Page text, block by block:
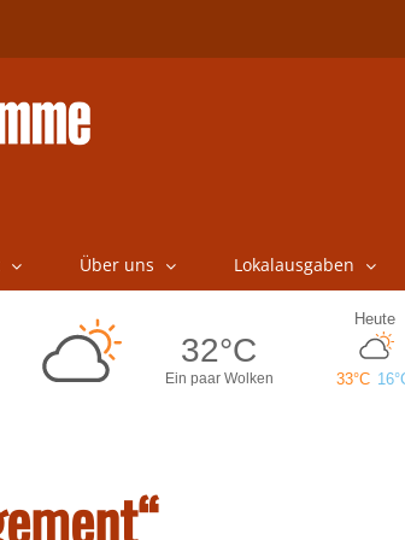
Über uns Lokalausgaben